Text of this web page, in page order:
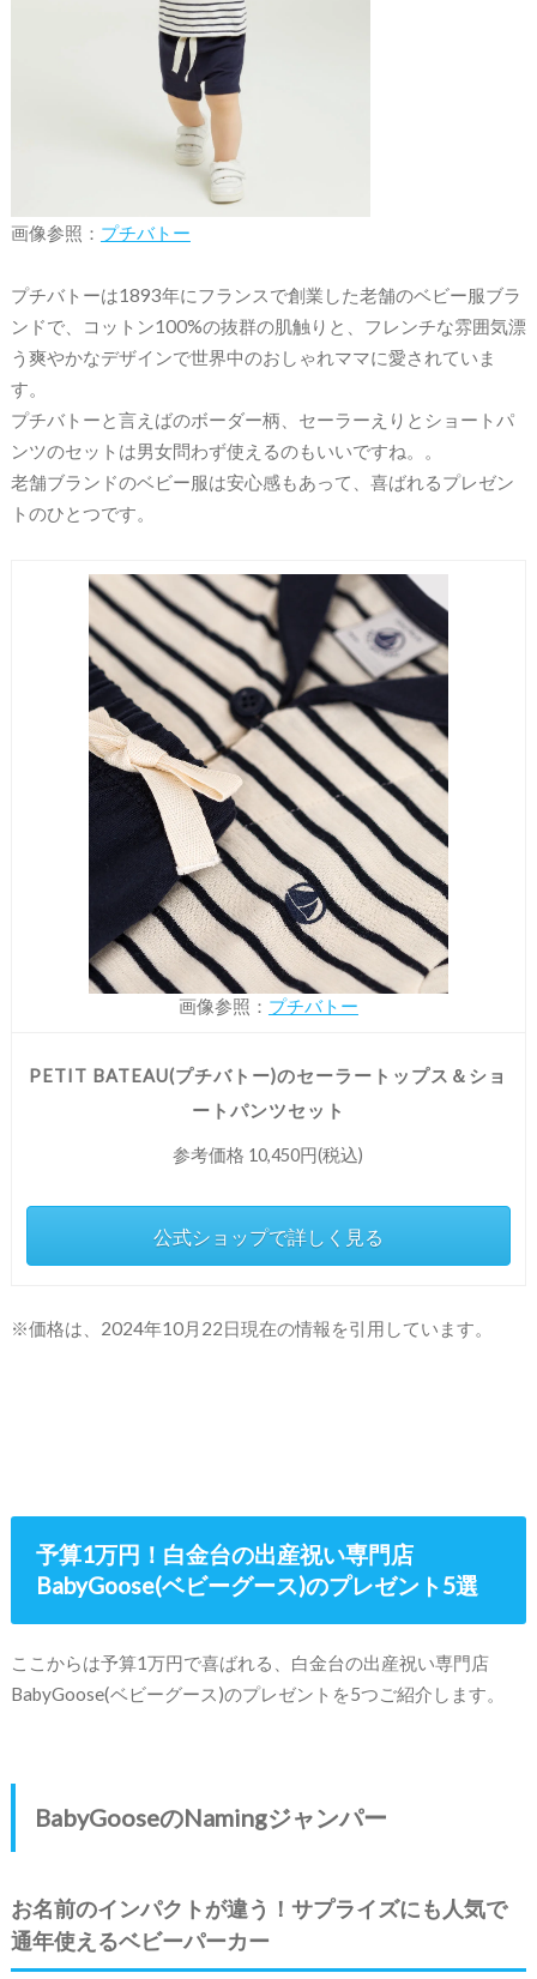
画像参照： プチバトー
プチバトーは1893年にフランスで創業した老舗のベビー服ブラ
ンドで、コットン100%の抜群の肌触りと、フレンチな雰囲気漂
う爽やかなデザインで世界中のおしゃれママに愛されていま
す。
プチバトーと言えばのボーダー柄、セーラーえりとショートパ
ンツのセットは男女問わず使えるのもいいですね。。
老舗ブランドのベビー服は安心感もあって、喜ばれるプレゼン
トのひとつです。
画像参照： プチバトー
PETIT BATEAU(プチバトー)のセーラートップス＆ショ
ートパンツセット
参考価格 10,450円(税込)
公式ショップで詳しく見る
※価格は、2024年10月22日現在の情報を引用しています。
予算1万円！白金台の出産祝い専門店
BabyGoose(ベビーグース)のプレゼント5選
ここからは予算1万円で喜ばれる、白金台の出産祝い専門店
BabyGoose(ベビーグース)のプレゼントを5つご紹介します。
BabyGooseのNamingジャンパー
お名前のインパクトが違う！サプライズにも人気で
通年使えるベビーパーカー